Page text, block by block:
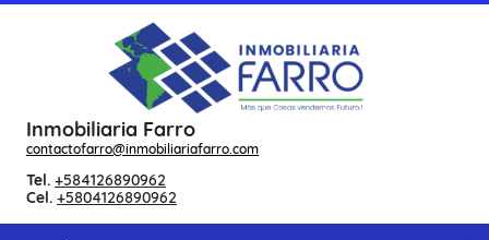
Inmobiliaria Farro
contactofarro@inmobiliariafarro.com
Tel. +584126890962
Cel. +5804126890962